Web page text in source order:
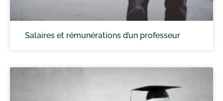
Salaires et rémunérations d’un professeur